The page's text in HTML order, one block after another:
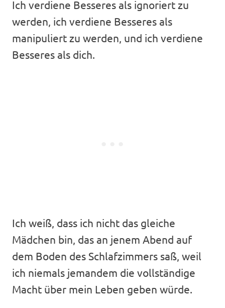
Ich verdiene Besseres als ignoriert zu
werden, ich verdiene Besseres als
manipuliert zu werden, und ich verdiene
Besseres als dich.
Ich weiß, dass ich nicht das gleiche
Mädchen bin, das an jenem Abend auf
dem Boden des Schlafzimmers saß, weil
ich niemals jemandem die vollständige
Macht über mein Leben geben würde.